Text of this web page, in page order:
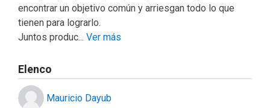
encontrar un objetivo común y arriesgan todo lo que
tienen para lograrlo.
Juntos produc... Ver más
Elenco
Mauricio Dayub